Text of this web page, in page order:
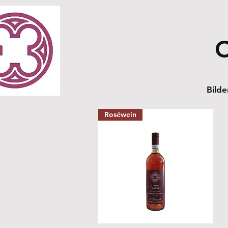
Roséwein